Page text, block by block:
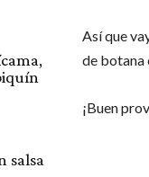
salsa
Así que
de botana
¡Buen